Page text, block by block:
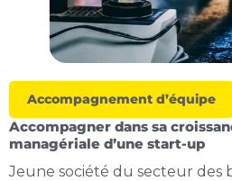
Accompagnement d’équipe
Accompagner dans sa
managériale d’une start-up
Jeune société du secteur des